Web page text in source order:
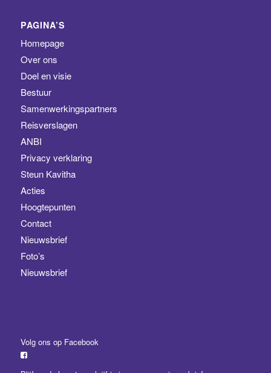
PAGINA’S
Homepage
Over ons
Doel en visie
Bestuur
Samenwerkingspartners
Reisverslagen
ANBI
Privacy verklaring
Steun Kavitha
Acties
Hoogtepunten
Contact
Nieuwsbrief
Foto’s
Nieuwsbrief
Volg ons op Facebook